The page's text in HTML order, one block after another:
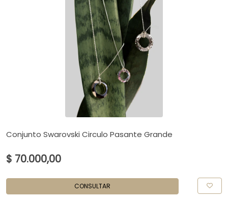
Conjunto Swarovski Circulo Pasante Grande
$ 70.000,00
CONSULTAR